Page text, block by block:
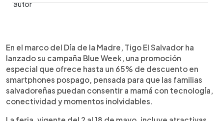
Escuchar artículo
En el marco del Día de la Madre, Tigo El Salvador ha
lanzado su campaña Blue Week, una promoción
especial que ofrece hasta un 65% de descuento en
smartphones pospago, pensada para que las familias
salvadoreñas puedan consentir a mamá con tecnología,
conectividad y momentos inolvidables.